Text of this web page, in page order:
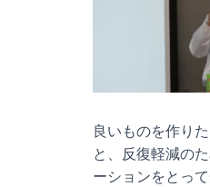
良いものを作り
と、反復軽減の
ーションをとっ